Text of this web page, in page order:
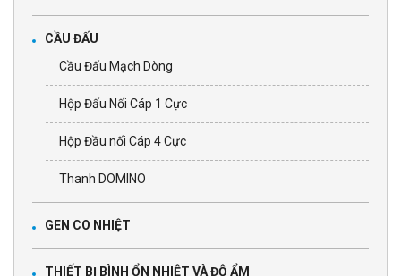
CẦU ĐẤU
Cầu Đấu Mạch Dòng
Hộp Đấu Nối Cáp 1 Cực
Hộp Đầu nối Cáp 4 Cực
Thanh DOMINO
GEN CO NHIỆT
THIẾT BỊ BÌNH ỔN NHIỆT VÀ ĐỘ ẨM